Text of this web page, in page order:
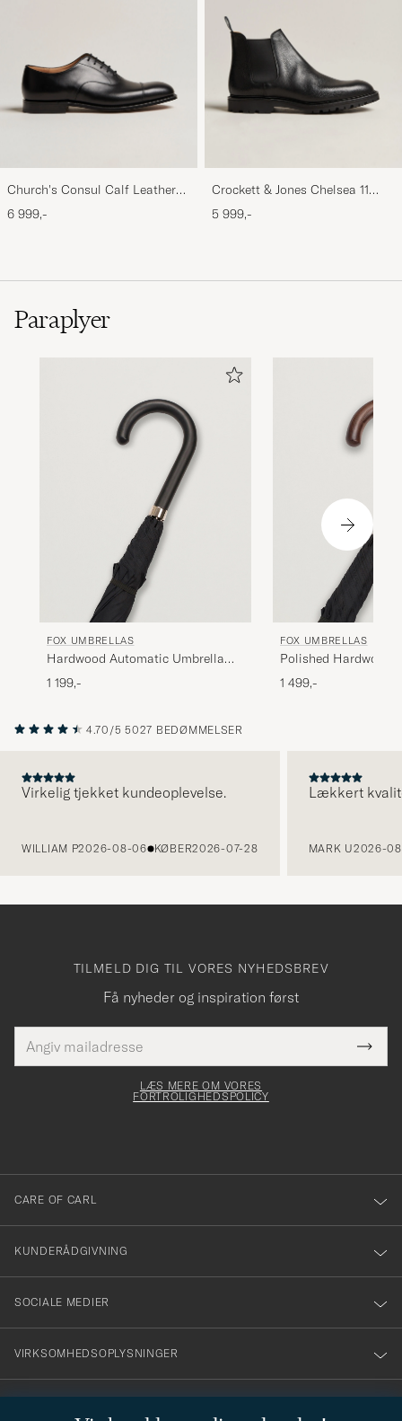
Church's Consul Calf Leather
Oxford Black
6 999,-
Crockett & Jones Chelsea 11
Black Calf Grained
5 999,-
Paraplyer
FOX UMBRELLAS
Hardwood Automatic Umbrella
Black
1 199,-
FOX UMBRELLAS
Polished Hardwood
Black
1 499,-
4.70/5 5027 BEDØMMELSER
Virkelig tjekket kundeoplevelse.
WILLIAM P2026-08-06 KØBER2026-07-28
Lækkert
MARK U2026-
TILMELD DIG TIL VORES NYHEDSBREV
Få nyheder og inspiration først
mailadresse
skal
Tack
för
dig
till
vårt
nyhetsbrev!
LÆS MERE OM VORES
FORTROLIGHEDSPOLICY
CARE OF CARL
KUNDERÅDGIVNING
SOCIALE MEDIER
VIRKSOMHEDSOPLYSNINGER